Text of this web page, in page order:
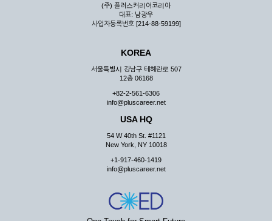
(주) 플러스커리어코리아
대표: 남광우
사업자등록번호 [214-88-59199]
KOREA
서울특별시 강남구 테헤란로 507
12층 06168
+82-2-561-6306
info@pluscareer.net
USA HQ
54 W 40th St. #1121
New York, NY 10018
+1-917-460-1419
info@pluscareer.net